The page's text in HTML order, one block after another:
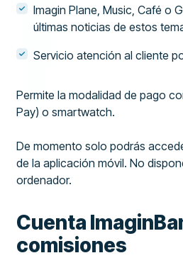
Imagin Plane, Music, Café o
últimas noticias de estos
Servicio atención al cliente
Permite la modalidad de pago
Pay) o smartwatch.
De momento solo podrás
de la aplicación móvil. No
ordenador.
Cuenta
comisiones